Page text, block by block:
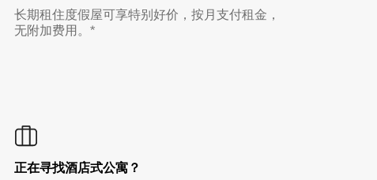
长期租住度假屋可享特别好价，按月支付租金，
无附加费用。*
正在寻找酒店式公寓？